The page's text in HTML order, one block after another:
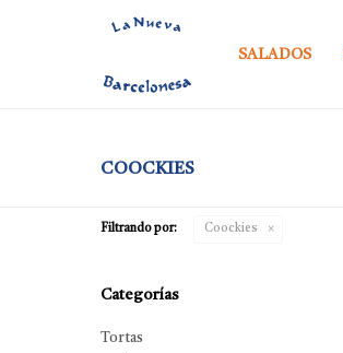
SALADOS
COOCKIES
Filtrando por: Coockies
Categorías
Tortas